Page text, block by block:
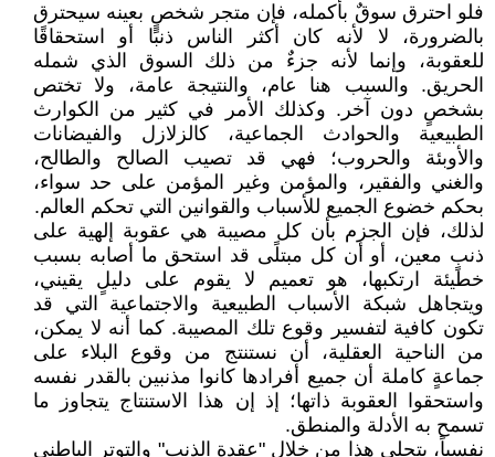
فلو احترق سوقٌ بأكمله، فإن متجر شخصٍ بعينه سيحترق
بالضرورة، لا لأنه كان أكثر الناس ذنبًا أو استحقاقًا
للعقوبة، وإنما لأنه جزءٌ من ذلك السوق الذي شمله
الحريق. والسبب هنا عام، والنتيجة عامة، ولا تختص
بشخصٍ دون آخر. وكذلك الأمر في كثير من الكوارث
الطبيعية والحوادث الجماعية، كالزلازل والفيضانات
والأوبئة والحروب؛ فهي قد تصيب الصالح والطالح،
والغني والفقير، والمؤمن وغير المؤمن على حد سواء،
بحكم خضوع الجميع للأسباب والقوانين التي تحكم العالم.
لذلك، فإن الجزم بأن كل مصيبة هي عقوبة إلهية على
ذنبٍ معين، أو أن كل مبتلًى قد استحق ما أصابه بسبب
خطيئة ارتكبها، هو تعميم لا يقوم على دليلٍ يقيني،
ويتجاهل شبكة الأسباب الطبيعية والاجتماعية التي قد
تكون كافية لتفسير وقوع تلك المصيبة. كما أنه لا يمكن،
من الناحية العقلية، أن نستنتج من وقوع البلاء على
جماعةٍ كاملة أن جميع أفرادها كانوا مذنبين بالقدر نفسه
واستحقوا العقوبة ذاتها؛ إذ إن هذا الاستنتاج يتجاوز ما
تسمح به الأدلة والمنطق.
نفسياً، يتجلى هذا من خلال "عقدة الذنب" والتوتر الباطني